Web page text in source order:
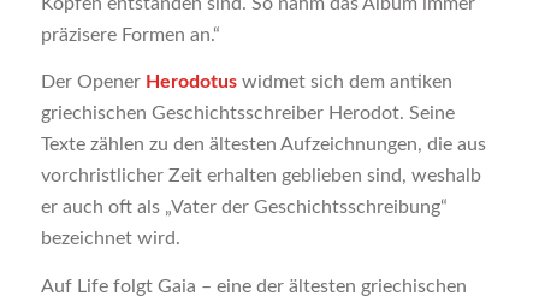
präzisere Formen an.“
Der Opener Herodotuswidmet sich dem antiken
griechischen Geschichtsschreiber Herodot. Seine
Texte zählen zu den ältesten Aufzeichnungen, die aus
vorchristlicher Zeit erhalten geblieben sind, weshalb
er auch oft als „Vater der Geschichtsschreibung“
bezeichnet wird.
Auf Life folgt Gaia – eine der ältesten griechischen